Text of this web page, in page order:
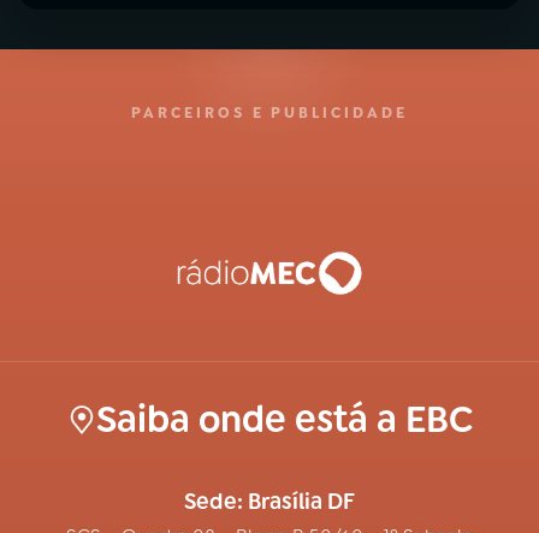
PARCEIROS E PUBLICIDADE
Saiba onde está a EBC
Sede: Brasília DF